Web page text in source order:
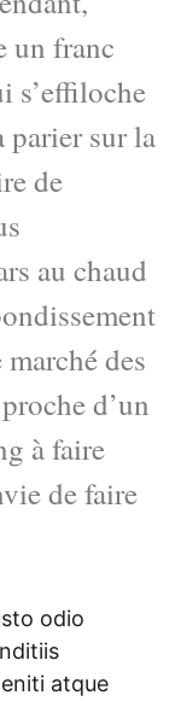
un franc
s’effiloche
sur la
de
au chaud
des
d’un
à faire
de faire
odio
atque